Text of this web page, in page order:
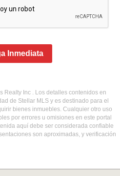
Inmediata
Realty Inc . Los detalles contenidos en
de Stellar MLS y es destinado para el
bienes inmuebles. Cualquier otro uso
por errores u omisiones en este portal
aquí debe ser considerada confiable
son aproximadas, y verificación